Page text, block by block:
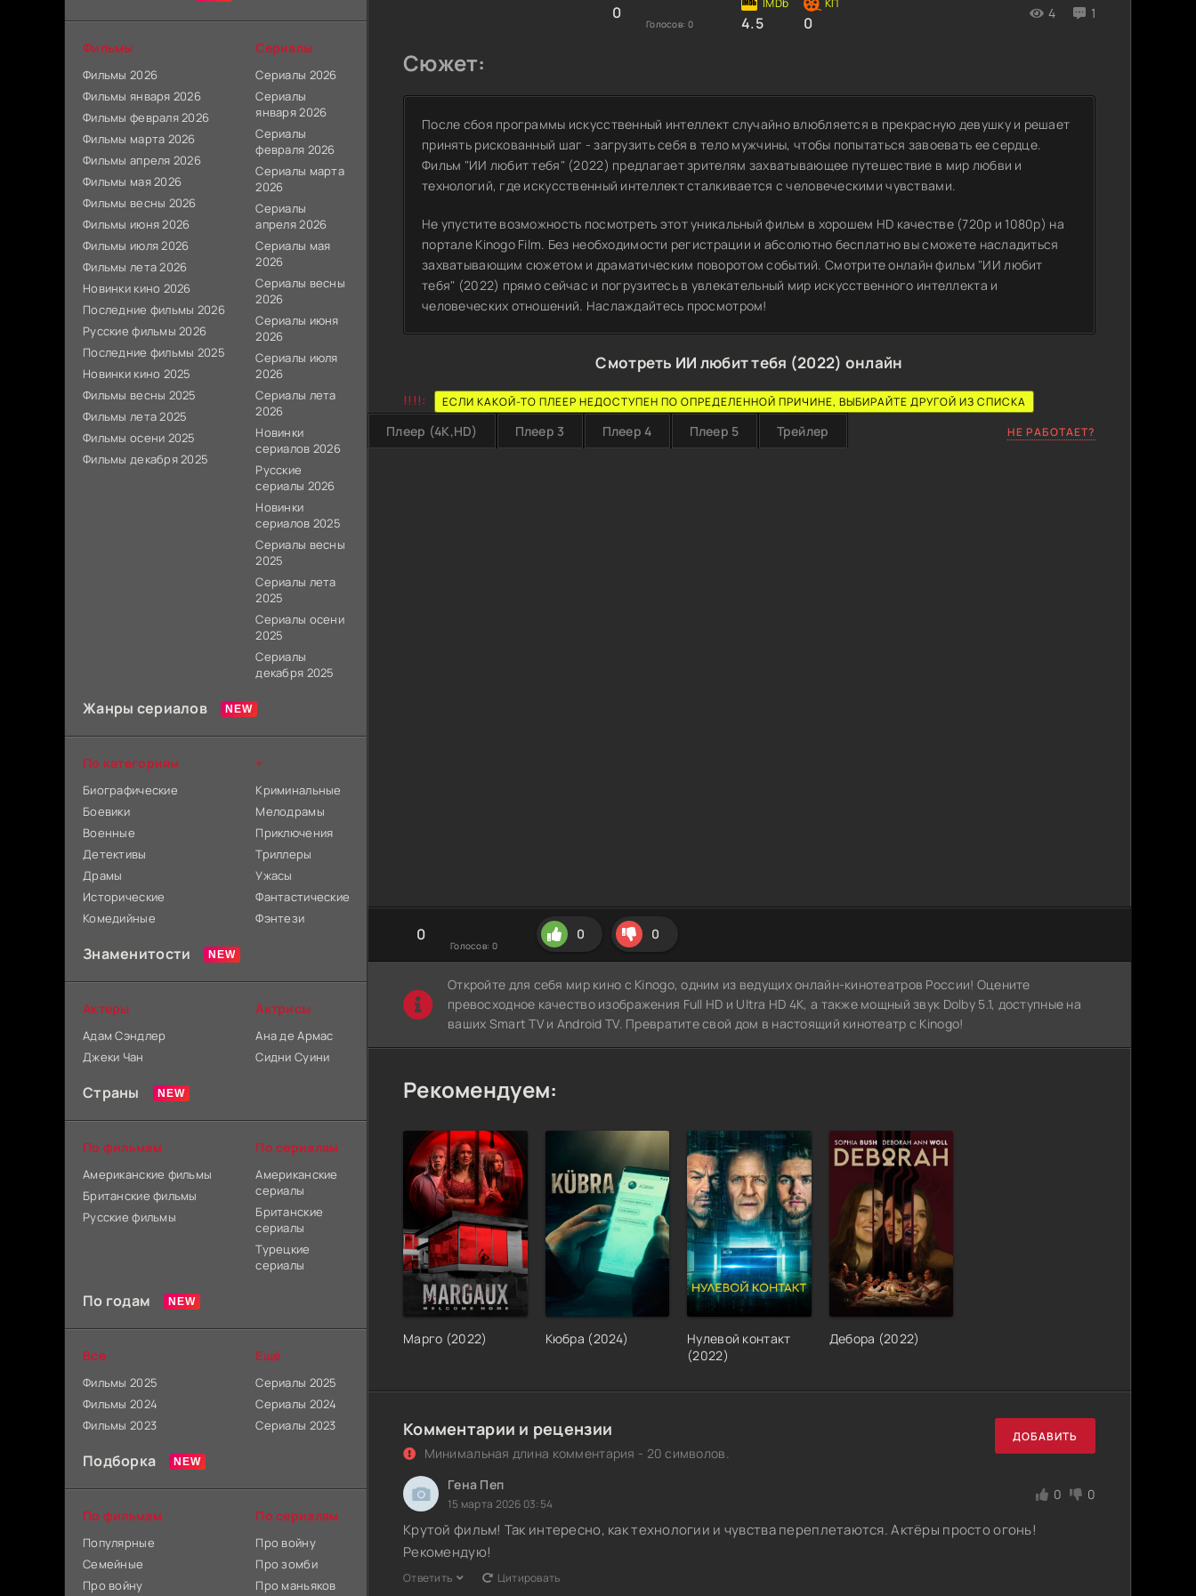
0
Голосов: 0 4.5 0
4 1
Сюжет:
После сбоя программы искусственный интеллект случайно влюбляется в прекрасную девушку и решает
принять рискованный шаг - загрузить себя в тело мужчины, чтобы попытаться завоевать ее сердце.
Фильм "ИИ любит тебя" (2022) предлагает зрителям захватывающее путешествие в мир любви и
технологий, где искусственный интеллект сталкивается с человеческими чувствами.
Не упустите возможность посмотреть этот уникальный фильм в хорошем HD качестве (720p и 1080p) на
портале Kinogo Film. Без необходимости регистрации и абсолютно бесплатно вы сможете насладиться
захватывающим сюжетом и драматическим поворотом событий. Смотрите онлайн фильм "ИИ любит
тебя" (2022) прямо сейчас и погрузитесь в увлекательный мир искусственного интеллекта и
человеческих отношений. Наслаждайтесь просмотром!
Смотреть ИИ любит тебя (2022) онлайн
!!!!: ЕСЛИ КАКОЙ-ТО ПЛЕЕР НЕДОСТУПЕН ПО ОПРЕДЕЛЕННОЙ ПРИЧИНЕ, ВЫБИРАЙТЕ ДРУГОЙ ИЗ СПИСКА
Плеер (4K,HD) Плеер 3 Плеер 4 Плеер 5 Трейлер НЕ РАБОТАЕТ?
0
Голосов: 0
0 0
Откройте для себя мир кино с Kinogo, одним из ведущих онлайн-кинотеатров России! Оцените
превосходное качество изображения Full HD и Ultra HD 4K, а также мощный звук Dolby 5.1, доступные на
ваших Smart TV и Android TV. Превратите свой дом в настоящий кинотеатр с Kinogo!
Рекомендуем:
Марго (2022) Кюбра (2024)
Нулевой контакт
(2022)
Дебора (2022)
Комментарии и рецензии
Минимальная длина комментария - 20 символов.
ДОБАВИТЬ
Гена Пеп
15 марта 2026 03:54
0 0
Крутой фильм! Так интересно, как технологии и чувства переплетаются. Актёры просто огонь!
Рекомендую!
Ответить Цитировать
Фильмы
Фильмы 2026
Фильмы января 2026
Фильмы февраля 2026
Фильмы марта 2026
Фильмы апреля 2026
Фильмы мая 2026
Фильмы весны 2026
Фильмы июня 2026
Фильмы июля 2026
Фильмы лета 2026
Новинки кино 2026
Последние фильмы 2026
Русские фильмы 2026
Последние фильмы 2025
Новинки кино 2025
Фильмы весны 2025
Фильмы лета 2025
Фильмы осени 2025
Фильмы декабря 2025
Сериалы
Сериалы 2026
Сериалы
января 2026
Сериалы
февраля 2026
Сериалы марта
2026
Сериалы
апреля 2026
Сериалы мая
2026
Сериалы весны
2026
Сериалы июня
2026
Сериалы июля
2026
Сериалы лета
2026
Новинки
сериалов 2026
Русские
сериалы 2026
Новинки
сериалов 2025
Сериалы весны
2025
Сериалы лета
2025
Сериалы осени
2025
Сериалы
декабря 2025
Жанры сериалов
По категориям
Биографические
Боевики
Военные
Детективы
Драмы
Исторические
Комедийные
+
Криминальные
Мелодрамы
Приключения
Триллеры
Ужасы
Фантастические
Фэнтези
Знаменитости
Актеры
Адам Сэндлер
Джеки Чан
Актрисы
Ана де Армас
Сидни Суини
Страны
По фильмам
Американские фильмы
Британские фильмы
Русские фильмы
По сериалам
Американские
сериалы
Британские
сериалы
Турецкие
сериалы
По годам
Все
Фильмы 2025
Фильмы 2024
Фильмы 2023
Ещё
Сериалы 2025
Сериалы 2024
Сериалы 2023
Подборка
По фильмам
Популярные
Семейные
Про войну
По сериалам
Про войну
Про зомби
Про маньяков